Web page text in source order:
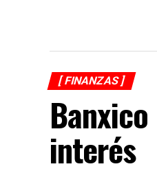
[ FINANZAS ]
interés